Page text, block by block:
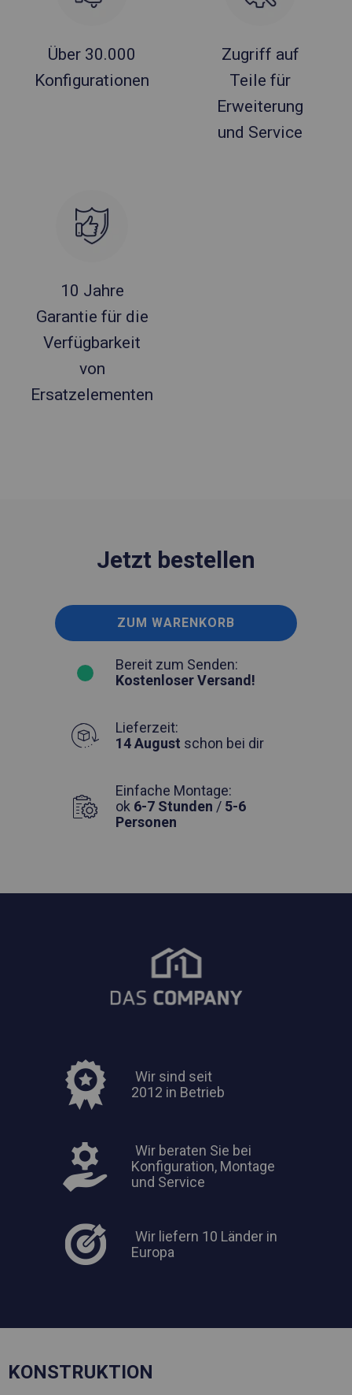
Über 30.000
Konfigurationen
Zugriff auf
Teile für
Erweiterung
und Service
10 Jahre
Garantie für die
Verfügbarkeit
von
Ersatzelementen
Jetzt bestellen
ZUM WARENKORB
Bereit zum Senden:
Kostenloser Versand!
Lieferzeit:
14 August schon bei dir
Einfache Montage:
ok 6-7 Stunden / 5-6
Personen
Wir sind seit
2012 in Betrieb
Wir beraten Sie bei
Konfiguration, Montage
und Service
Wir liefern 10 Länder in
Europa
KONSTRUKTION